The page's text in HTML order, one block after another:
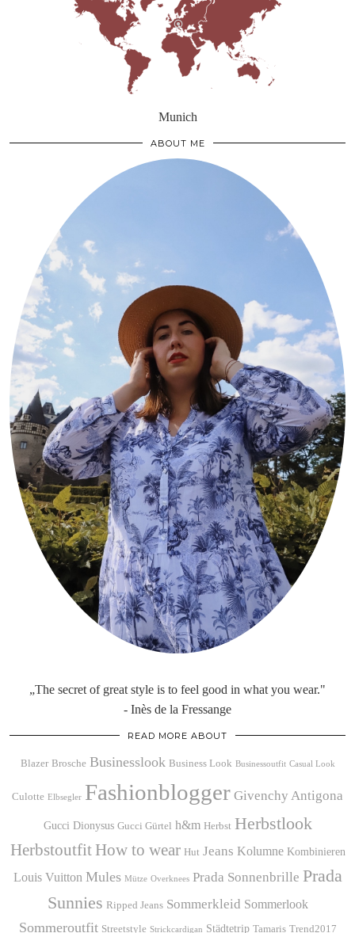
Munich
ABOUT ME
„The secret of great style is to feel good in what you wear."
- Inès de la Fressange
READ MORE ABOUT
Blazer Brosche Businesslook Business Look Businessoutfit Casual Look
Culotte Elbsegler Fashionblogger Givenchy Antigona
Gucci Dionysus Gucci Gürtel h&m Herbst Herbstlook
Herbstoutfit How to wear Hut Jeans Kolumne Kombinieren
Louis Vuitton Mules Mütze Overknees Prada Sonnenbrille Prada
Sunnies Ripped Jeans Sommerkleid Sommerlook
Sommeroutfit Streetstyle Strickcardigan Städtetrip Tamaris Trend2017